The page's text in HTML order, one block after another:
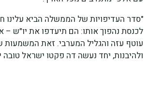
"סדר העדיפויות של הממשלה הביא עלינו
לכנסת נהפוך אותו: הם תיעדפו את יו״ש –
עוטף עזה והגליל המערבי. זאת המשמעות
ולהיבנות, יחד נעשה דה פקטו ישראל טובה